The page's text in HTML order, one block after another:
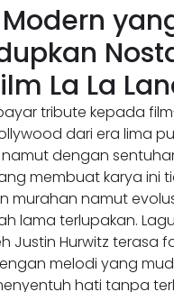
La La
tribute kepada
dari era lima
dengan
membuat karya ini
murahan namut
lama terlupakan.
Justin Hurwitz terasa
melodi yang
hati tanpa